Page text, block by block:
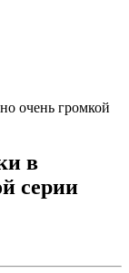
очень громкой
в
серии